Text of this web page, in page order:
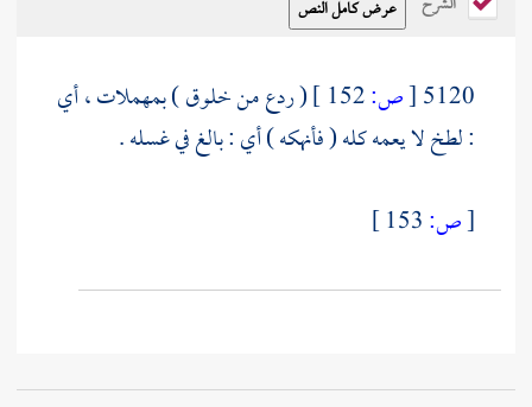
5120
[ص:
( ردع من خلوق ) بمهملات ، أي
: لطخ لا يعمه كله ( فأنهكه ) أي : بالغ في غسله .
[ص: